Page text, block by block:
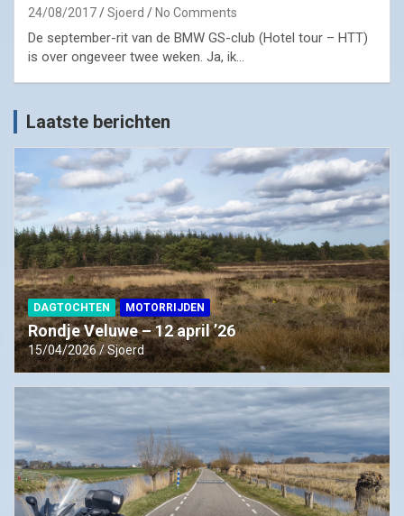
24/08/2017 Sjoerd No Comments
De september-rit van de BMW GS-club (Hotel tour – HTT)
is over ongeveer twee weken. Ja, ik…
Laatste berichten
DAGTOCHTEN MOTORRIJDEN
Rondje Veluwe – 12 april ’26
15/04/2026 Sjoerd